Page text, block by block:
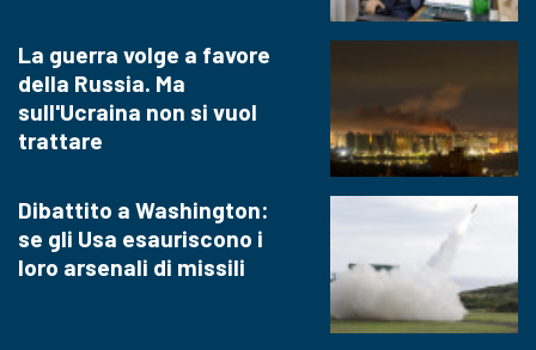
La guerra volge a favore
della Russia. Ma
sull'Ucraina non si vuol
trattare
Dibattito a Washington:
se gli Usa esauriscono i
loro arsenali di missili